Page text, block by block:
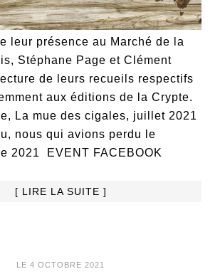
leur présence au Marché de la
Stéphane Page et Clément
de leurs recueils respectifs
aux éditions de la Crypte.
La mue des cigales, juillet 2021
nous qui avions perdu le
2021 EVENT FACEBOOK
[ LIRE LA SUITE ]
LE 4 OCTOBRE 2021